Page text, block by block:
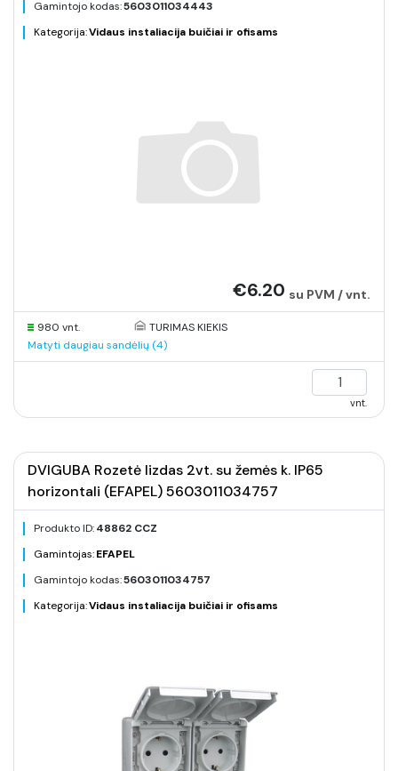
Gamintojo kodas:5603011034443
Kategorija:Vidaus instaliacija buičiai ir ofisams
€6.20 su PVM / vnt.
980 vnt.
TURIMAS KIEKIS
Matyti daugiau sandėlių (4)
vnt.
DVIGUBA Rozetė lizdas 2vt. su žemės k. IP65
horizontali (EFAPEL) 5603011034757
Produkto ID:48862 CCZ
Gamintojas:EFAPEL
Gamintojo kodas:5603011034757
Kategorija:Vidaus instaliacija buičiai ir ofisams